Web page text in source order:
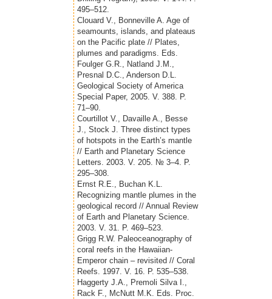
495–512.
Clouard V., Bonneville A. Age of
seamounts, islands, and plateaus
on the Pacific plate // Plates,
plumes and paradigms. Eds.
Foulger G.R., Natland J.M.,
Presnal D.C., Anderson D.L.
Geological Society of America
Special Paper, 2005. V. 388. P.
71–90.
Courtillot V., Davaille A., Besse
J., Stock J. Three distinct types
of hotspots in the Earth’s mantle
// Earth and Planetary Science
Letters. 2003. V. 205. № 3–4. P.
295–308.
Ernst R.E., Buchan K.L.
Recognizing mantle plumes in the
geological record // Annual Review
of Earth and Planetary Science.
2003. V. 31. P. 469–523.
Grigg R.W. Paleoceanography of
coral reefs in the Hawaiian-
Emperor chain – revisited // Coral
Reefs. 1997. V. 16. P. 535–538.
Haggerty J.A., Premoli Silva I.,
Rack F., McNutt M.K. Eds. Proc.